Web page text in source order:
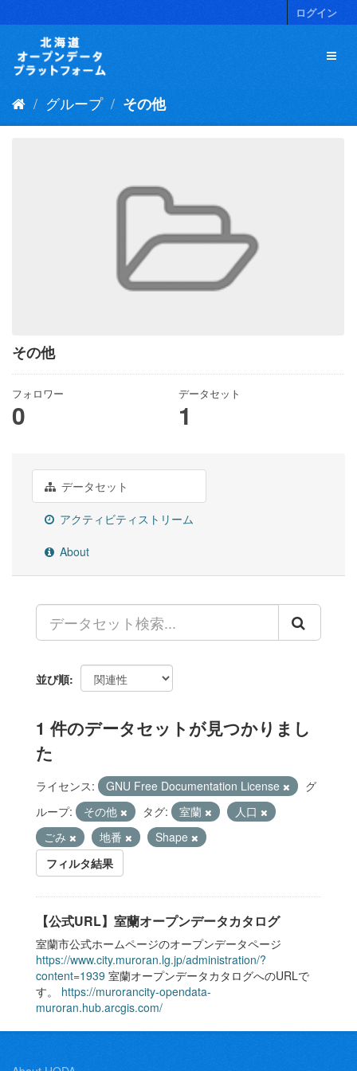
キ
ログイン
グループ その他
その他
フォロワー
0
データセット
1
データセット
アクティビティストリーム
About
並び順
1 件のデータセットが見つかりまし
た
ライセンス: GNU Free Documentation License
グ
ループ:
その他 タグ: 室蘭
人口
ごみ
地番
Shape
フィルタ結果
【公式URL】室蘭オープンデータカタログ
室蘭市公式ホームページのオープンデータページ
https://www.city.muroran.lg.jp/administration/?
content=1939 室蘭オープンデータカタログへのURLで
す。 https://murorancity-opendata-
muroran.hub.arcgis.com/